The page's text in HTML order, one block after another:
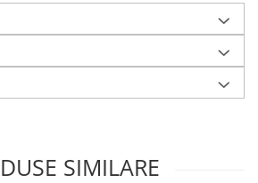
/ rotative
SIMILARE